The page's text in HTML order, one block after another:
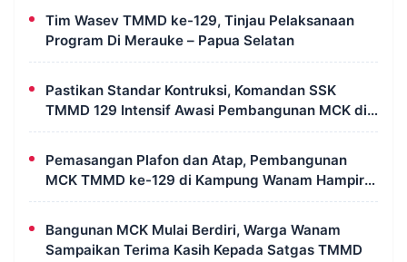
Tim Wasev TMMD ke-129, Tinjau Pelaksanaan
Program Di Merauke – Papua Selatan
Pastikan Standar Kontruksi, Komandan SSK
TMMD 129 Intensif Awasi Pembangunan MCK di
Wanam
Pemasangan Plafon dan Atap, Pembangunan
MCK TMMD ke-129 di Kampung Wanam Hampir
Rampung
Bangunan MCK Mulai Berdiri, Warga Wanam
Sampaikan Terima Kasih Kepada Satgas TMMD